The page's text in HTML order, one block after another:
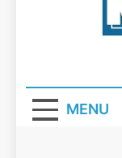
MENU